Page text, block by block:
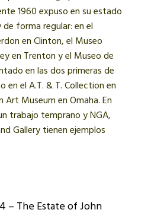
1960 expuso en su estado
forma regular: en el
en Clinton, el Museo
en Trenton y el Museo de
en las dos primeras de
en el A.T. & T. Collection en
Art Museum en Omaha. En
trabajo temprano y NGA,
Gallery tienen ejemplos
– The Estate of John